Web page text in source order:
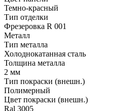
Темно-красный
Тип отделки
Фрезеровка R 001
Металл
Тип металла
Холоднокатанная сталь
Толщина металла
2 мм
Тип покраски (внешн.)
Полимерный
Цвет покраски (внешн.)
Ral 3005